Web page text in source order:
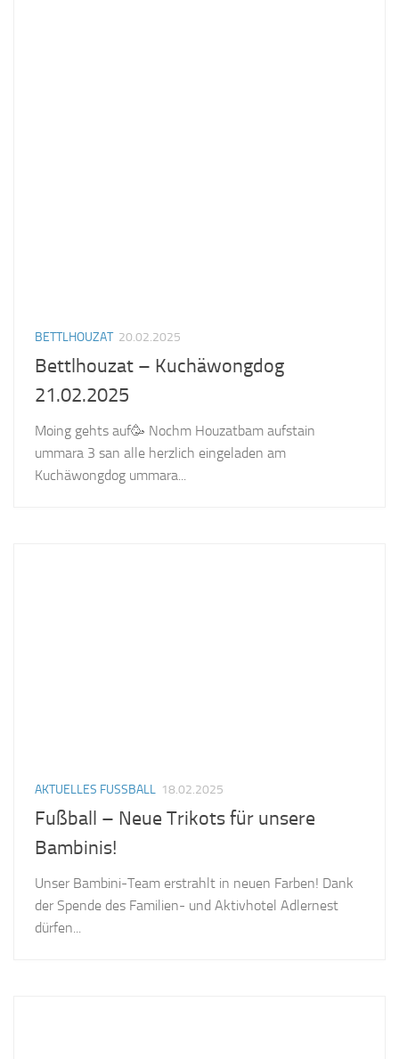
BETTLHOUZAT 20.02.2025
Bettlhouzat – Kuchäwongdog
21.02.2025
Moing gehts auf🥳 Nochm Houzatbam aufstain
ummara 3 san alle herzlich eingeladen am
Kuchäwongdog ummara...
AKTUELLES FUSSBALL 18.02.2025
Fußball – Neue Trikots für unsere
Bambinis!
Unser Bambini-Team erstrahlt in neuen Farben! Dank
der Spende des Familien- und Aktivhotel Adlernest
dürfen...